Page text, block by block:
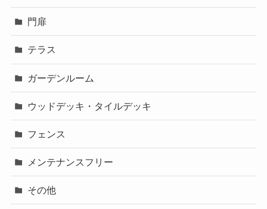
門扉
テラス
ガーデンルーム
ウッドデッキ・タイルデッキ
フェンス
メンテナンスフリー
その他